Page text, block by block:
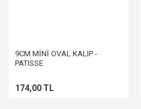
9CM MİNİ OVAL KALIP -
PATISSE
174,00 TL